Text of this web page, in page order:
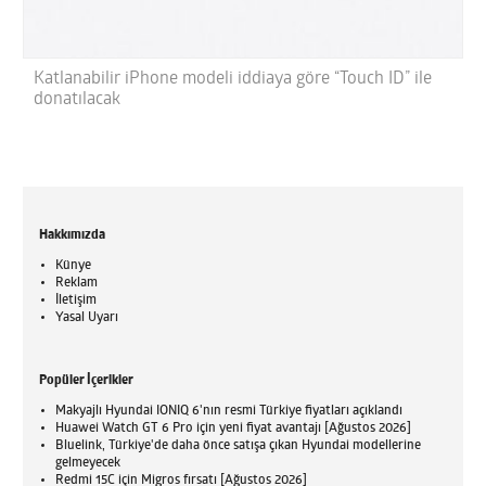
Katlanabilir iPhone modeli iddiaya göre “Touch ID” ile
donatılacak
Hakkımızda
Künye
Reklam
İletişim
Yasal Uyarı
Popüler İçerikler
Makyajlı Hyundai IONIQ 6'nın resmi Türkiye fiyatları açıklandı
Huawei Watch GT 6 Pro için yeni fiyat avantajı [Ağustos 2026]
Bluelink, Türkiye'de daha önce satışa çıkan Hyundai modellerine
gelmeyecek
Redmi 15C için Migros fırsatı [Ağustos 2026]